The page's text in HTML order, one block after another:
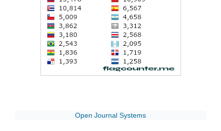
Open Journal Systems